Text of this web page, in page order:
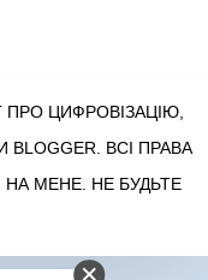
ПРО ЦИФРОВІЗАЦІЮ,
. ВСІ ПРАВА
НА МЕНЕ. НЕ БУДЬТЕ